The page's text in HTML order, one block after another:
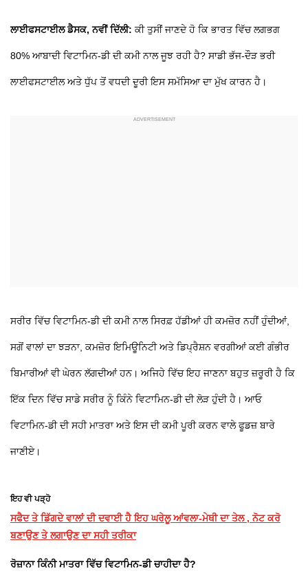
ਲਾਈਫਸਟਾਈਲ ਡੈਸਕ, ਨਵੀਂ ਦਿੱਲੀ:ਕੀ ਤੁਸੀਂ ਜਾਣਦੇ ਹੋ ਕਿ ਭਾਰਤ ਵਿੱਚ ਲਗਭਗ
80% ਆਬਾਦੀ ਵਿਟਾਮਿਨ-ਡੀ ਦੀ ਕਮੀ ਨਾਲ ਜੂਝ ਰਹੀ ਹੈ? ਸਾਡੀ ਭੱਜ-ਦੌੜ ਭਰੀ
ਲਾਈਫਸਟਾਈਲ ਅਤੇ ਧੁੱਪ ਤੋਂ ਵਧਦੀ ਦੂਰੀ ਇਸ ਸਮੱਸਿਆ ਦਾ ਮੁੱਖ ਕਾਰਨ ਹੈ।
ਸਰੀਰ ਵਿੱਚ ਵਿਟਾਮਿਨ-ਡੀ ਦੀ ਕਮੀ ਨਾਲ ਸਿਰਫ਼ ਹੱਡੀਆਂ ਹੀ ਕਮਜ਼ੋਰ ਨਹੀਂ ਹੁੰਦੀਆਂ,
ਸਗੋਂ ਵਾਲਾਂ ਦਾ ਝੜਨਾ, ਕਮਜ਼ੋਰ ਇਮਿਊਨਿਟੀ ਅਤੇ ਡਿਪ੍ਰੈਸ਼ਨ ਵਰਗੀਆਂ ਕਈ ਗੰਭੀਰ
ਬਿਮਾਰੀਆਂ ਵੀ ਘੇਰਨ ਲੱਗਦੀਆਂ ਹਨ। ਅਜਿਹੇ ਵਿੱਚ ਇਹ ਜਾਣਨਾ ਬਹੁਤ ਜ਼ਰੂਰੀ ਹੈ ਕਿ
ਇੱਕ ਦਿਨ ਵਿੱਚ ਸਾਡੇ ਸਰੀਰ ਨੂੰ ਕਿੰਨੇ ਵਿਟਾਮਿਨ-ਡੀ ਦੀ ਲੋੜ ਹੁੰਦੀ ਹੈ। ਆਓ
ਵਿਟਾਮਿਨ-ਡੀ ਦੀ ਸਹੀ ਮਾਤਰਾ ਅਤੇ ਇਸ ਦੀ ਕਮੀ ਪੂਰੀ ਕਰਨ ਵਾਲੇ ਫੂਡਜ਼ ਬਾਰੇ
ਜਾਣੀਏ।
ਇਹ ਵੀ ਪੜ੍ਹੋ
ਸਫੈਦ ਤੇ ਡਿੱਗਦੇ ਵਾਲਾਂ ਦੀ ਦਵਾਈ ਹੈ ਇਹ ਘਰੇਲੂ ਆਂਵਲਾ-ਮੇਥੀ ਦਾ ਤੇਲ , ਨੋਟ ਕਰੋ
ਬਣਾਉਣ ਤੇ ਲਗਾਉਣ ਦਾ ਸਹੀ ਤਰੀਕਾ
ਰੋਜ਼ਾਨਾ ਕਿੰਨੀ ਮਾਤਰਾ ਵਿੱਚ ਵਿਟਾਮਿਨ-ਡੀ ਚਾਹੀਦਾ ਹੈ?